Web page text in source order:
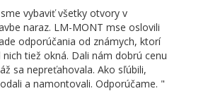
vybaviť všetky otvory v
naraz. LM-MONT mse oslovili
odporúčania od známych, ktorí
tiež okná. Dali nám dobrú cenu
sa nepreťahovala. Ako sľúbili,
a namontovali. Odporúčame.